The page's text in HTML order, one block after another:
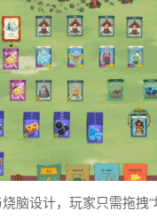
脑设计，玩家只需拖拽